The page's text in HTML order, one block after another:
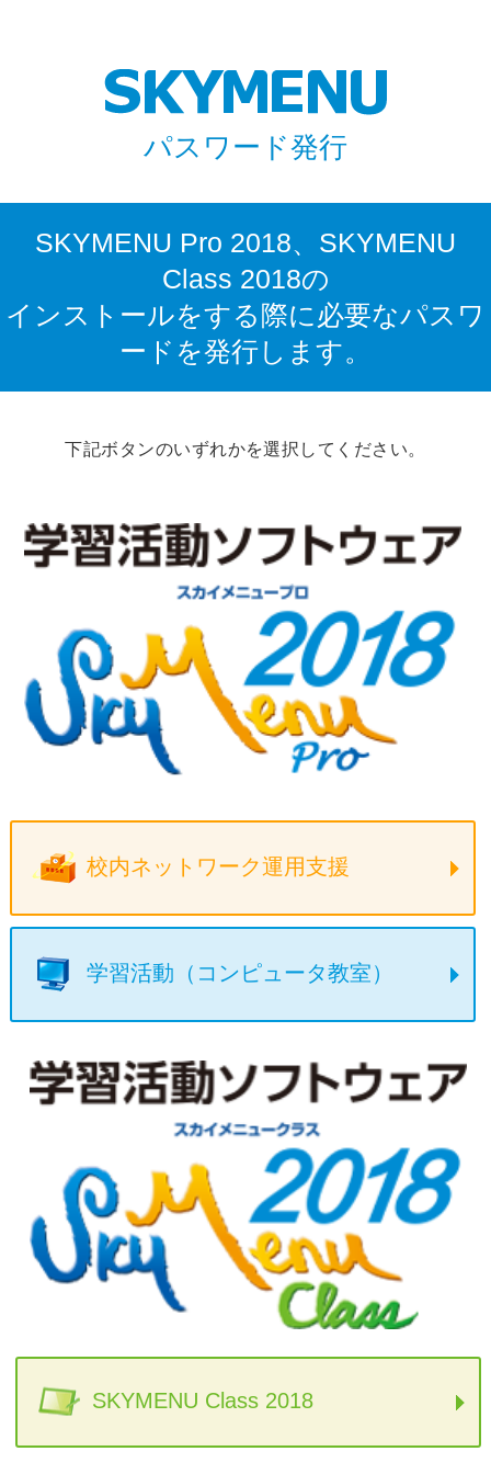
パスワード発行
SKYMENU Pro 2018、SKYMENU
Class 2018の
インストールをする際に必要なパスワ
ードを発行します。
下記ボタンのいずれかを選択してください。
校内ネットワーク運用支援
学習活動（コンピュータ教室）
SKYMENU Class 2018